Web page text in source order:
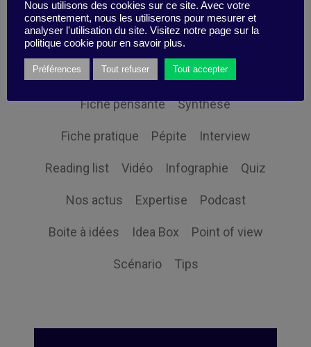
Themes
Point sur la recherche Études de cas
Fiche pensante Synthèse
Fiche pratique Pépite Interview
Reading list Vidéo Infographie Quiz
Nos actus Expertise Podcast
Boite à idées Idea Box Point of view
Scénario Tips
Nous utilisons des cookies sur ce site. Avec votre
consentement, nous les utiliserons pour mesurer et
analyser l'utilisation du site. Visitez notre page sur la
politique cookie pour en savoir plus.
Préférences Tout refuser Tout accepter